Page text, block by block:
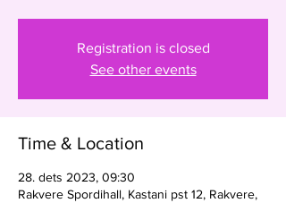
Registration is closed
See other events
Time & Location
28. dets 2023, 09:30
Rakvere Spordihall, Kastani pst 12, Rakvere,